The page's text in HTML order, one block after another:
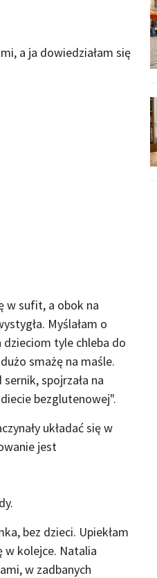
a ja dowiedziałam się
w sufit, a obok na
Myślałam o
dzieciom tyle chleba do
smażę na maśle.
spojrzała na
bezglutenowej".
układać się w
jest
bez dzieci. Upiekłam
w kolejce. Natalia
w zadbanych